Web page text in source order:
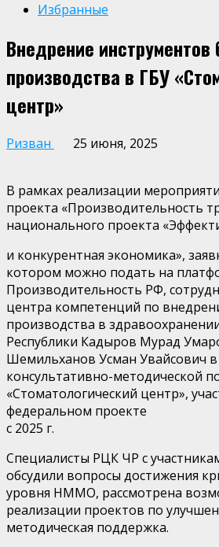
Избранные
Внедрение инструментов
производства в ГБУ
центр»
Ризван 25 июня, 2025
В рамках реализации
проекта «Производительность
национального проекта
и конкурентная экономика»,
котором можно подать на
Производительность РФ,
центра компетенций по
производства в
Республики Кадыров Мурад
Шемильханов Усман Увайсович
консультативно-методической
«Стоматологический центр»,
федеральном проекте
с 2025 г.
Специалисты РЦК ЧР с
обсудили вопросы достижения
уровня НММО, рассмотрена
реализации проектов по
методическая поддержка.